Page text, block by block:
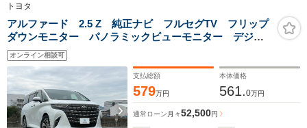
トヨタ
アルファード 2.5 Z 純正ナビ フルセグTV フリップ
ダウンモニター パノラミックビューモニター デジタ
ルインナーミラー パワースライドドア スライドドア
サイドステップ パワーバックドア
オンライン相談可
支払総額
579万円
本体価格
561.0万円
通常ローン 月々52,500円